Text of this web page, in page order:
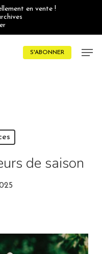
en vente !
S'ABONNER
de saison